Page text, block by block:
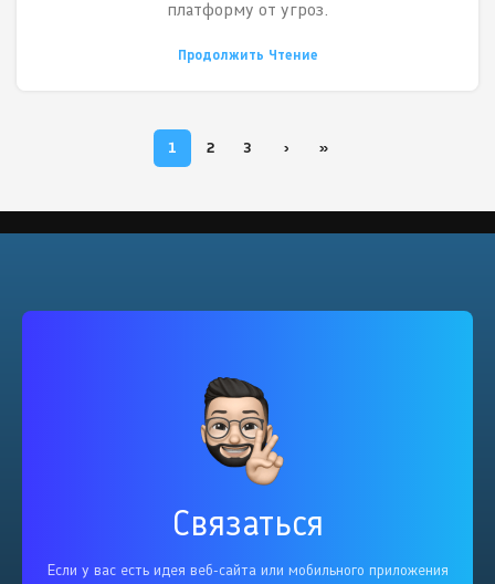
платформу от угроз.
Продолжить Чтение
1 2 3 › »
Связаться
Если у вас есть идея веб-сайта или мобильного приложения